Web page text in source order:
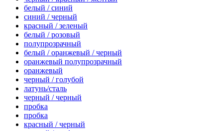
белый / синий
синий / черный
красный / зеленый
белый / розовый
полупрозрачный
белый / оранжевый / черный
оранжевый полупрозрачный
оранжевый
черный / голубой
латунь/сталь
черный / черный
пробка
пробка
красный / черный